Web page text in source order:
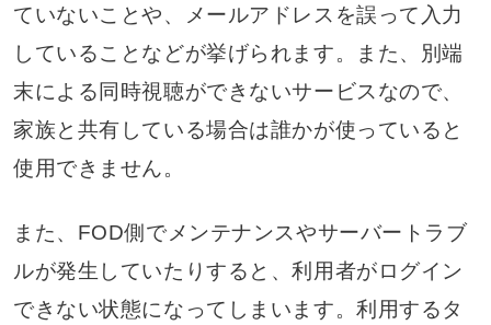
ていないことや、メールアドレスを誤って入力
していることなどが挙げられます。また、別端
末による同時視聴ができないサービスなので、
家族と共有している場合は誰かが使っていると
使用できません。
また、FOD側でメンテナンスやサーバートラブ
ルが発生していたりすると、利用者がログイン
できない状態になってしまいます。利用するタ